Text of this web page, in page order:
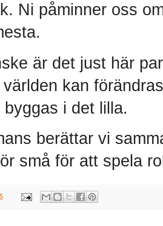
Ni påminner oss
är det just här
kan
i det lilla.
berättar vi
små för att spela